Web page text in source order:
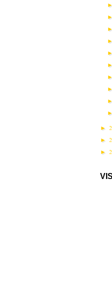
►
►
►